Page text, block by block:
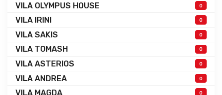
VILA OLYMPUS HOUSE 0
VILA IRINI 0
VILA SAKIS 0
VILA TOMASH 0
VILA ASTERIOS 0
VILA ANDREA 0
VILA MAGDA 0